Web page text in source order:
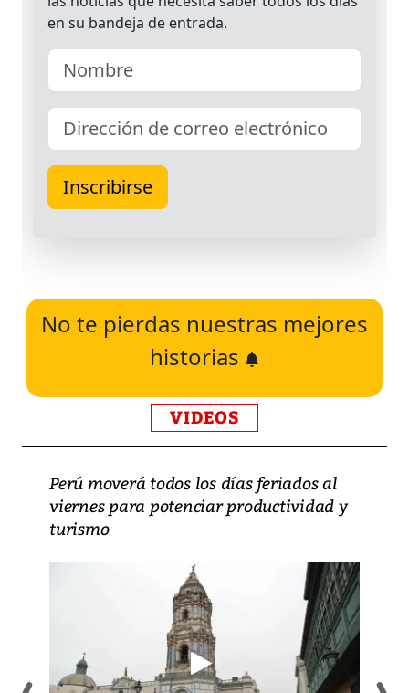
No te pierdas nuestras mejores
historias
VIDEOS
Perú moverá todos los días feriados al
viernes para potenciar productividad y
turismo